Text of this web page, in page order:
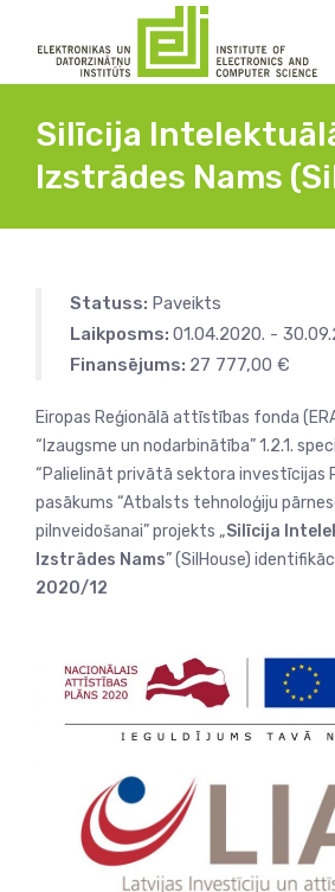
Silīcija
Izstrādes Nams
Statuss: Paveikts
Laikposms: 01.04.2020. -
Finansējums: 27 777,00 €
Eiropas Reģionālā attīstības fonda
“Izaugsme un nodarbinātība” 1.2.1.
“Palielināt privātā sektora investīcijas
pasākums “Atbalsts tehnoloģiju
pilnveidošanai” projekts „Silīcija
Izstrādes Nams” (SilHouse)
2020/12